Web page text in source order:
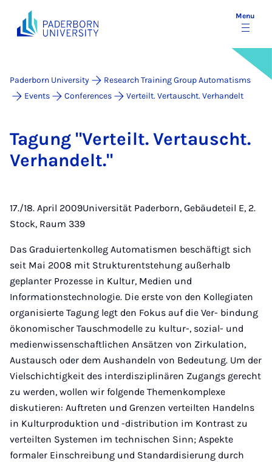
Menu
Paderborn University
Research Training Group Automatisms
Events
Conferences Verteilt. Vertauscht. Verhandelt
Ta­gung "Ver­teilt. Ver­tauscht.
Ver­han­delt."
17./18. April 2009Universität Paderborn, Gebäudeteil E, 2.
Stock, Raum 339
Das Graduiertenkolleg Automatismen beschäftigt sich
seit Mai 2008 mit Strukturentstehung außerhalb
geplanter Prozesse in Kultur, Medien und
Informationstechnologie. Die erste von den Kollegiaten
organisierte Tagung legt den Fokus auf die Ver- bindung
ökonomischer Tauschmodelle zu kultur-, sozial- und
medienwissenschaftlichen Ansätzen von Zirkulation,
Austausch oder dem Aushandeln von Bedeutung. Um der
Vielschichtigkeit des interdisziplinären Zugangs gerecht
zu werden, wollen wir folgende Themenkomplexe
diskutieren: Auftreten und Grenzen verteilten Handelns
in Kulturproduktion und -distribution im Kontrast zu
verteilten Systemen im technischen Sinn; Aspekte
formaler Einschreibung und Standardisierung durch